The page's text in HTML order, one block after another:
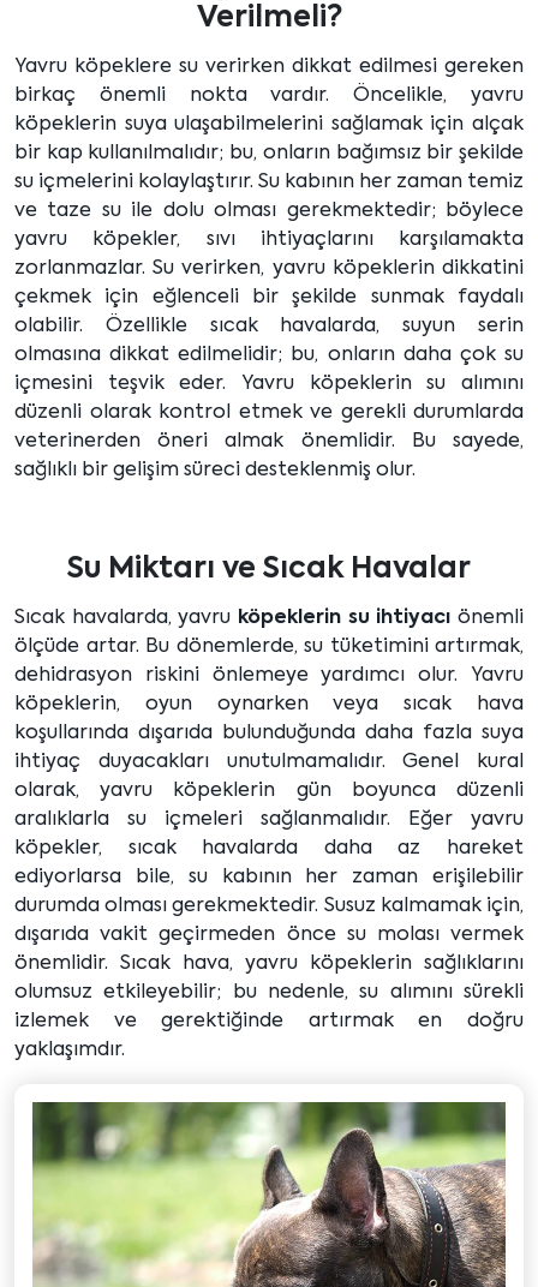
Verilmeli?
Yavru köpeklere su verirken dikkat edilmesi gereken
birkaç önemli nokta vardır. Öncelikle, yavru
köpeklerin suya ulaşabilmelerini sağlamak için alçak
bir kap kullanılmalıdır; bu, onların bağımsız bir şekilde
su içmelerini kolaylaştırır. Su kabının her zaman temiz
ve taze su ile dolu olması gerekmektedir; böylece
yavru köpekler, sıvı ihtiyaçlarını karşılamakta
zorlanmazlar. Su verirken, yavru köpeklerin dikkatini
çekmek için eğlenceli bir şekilde sunmak faydalı
olabilir. Özellikle sıcak havalarda, suyun serin
olmasına dikkat edilmelidir; bu, onların daha çok su
içmesini teşvik eder. Yavru köpeklerin su alımını
düzenli olarak kontrol etmek ve gerekli durumlarda
veterinerden öneri almak önemlidir. Bu sayede,
sağlıklı bir gelişim süreci desteklenmiş olur.
Su Miktarı ve Sıcak Havalar
Sıcak havalarda, yavru köpeklerin su ihtiyacı önemli
ölçüde artar. Bu dönemlerde, su tüketimini artırmak,
dehidrasyon riskini önlemeye yardımcı olur. Yavru
köpeklerin, oyun oynarken veya sıcak hava
koşullarında dışarıda bulunduğunda daha fazla suya
ihtiyaç duyacakları unutulmamalıdır. Genel kural
olarak, yavru köpeklerin gün boyunca düzenli
aralıklarla su içmeleri sağlanmalıdır. Eğer yavru
köpekler, sıcak havalarda daha az hareket
ediyorlarsa bile, su kabının her zaman erişilebilir
durumda olması gerekmektedir. Susuz kalmamak için,
dışarıda vakit geçirmeden önce su molası vermek
önemlidir. Sıcak hava, yavru köpeklerin sağlıklarını
olumsuz etkileyebilir; bu nedenle, su alımını sürekli
izlemek ve gerektiğinde artırmak en doğru
yaklaşımdır.